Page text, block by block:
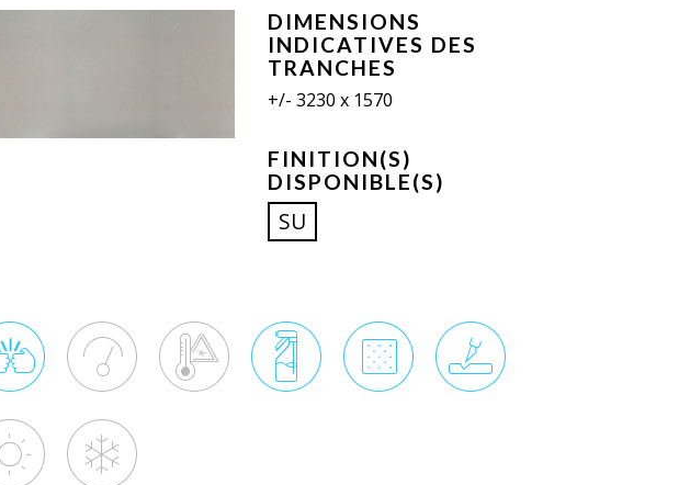
DIMENSIONS
INDICATIVES DES
TRANCHES
+/- 3230 x 1570
FINITION(S)
DISPONIBLE(S)
SU